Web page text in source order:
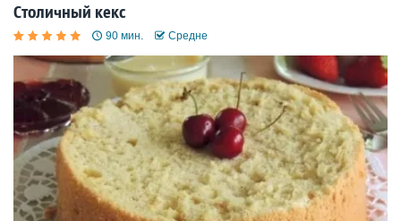
Столичный кекс
90 мин. Средне